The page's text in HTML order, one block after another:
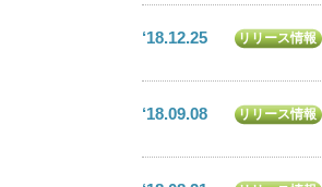
‘18.12.25 リリース情報
‘18.09.08 リリース情報